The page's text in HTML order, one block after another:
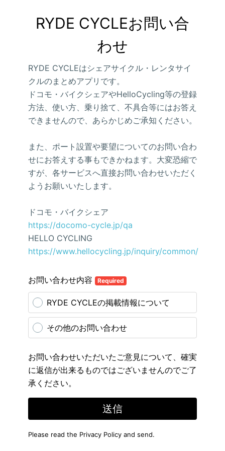
RYDE CYCLEお問い合
わせ
RYDE CYCLEはシェアサイクル・レンタサイ
クルのまとめアプリです。
ドコモ・バイクシェアやHelloCycling等の登録
方法、使い方、乗り捨て、不具合等にはお答え
できませんので、あらかじめご承知ください。
また、ポート設置や要望についてのお問い合わ
せにお答えする事もできかねます。大変恐縮で
すが、各サービスへ直接お問い合わせいただく
ようお願いいたします。
ドコモ・バイクシェア
https://docomo-cycle.jp/qa
HELLO CYCLING
https://www.hellocycling.jp/inquiry/common/
お問い合わせ内容 Required
RYDE CYCLEの掲載情報について
その他のお問い合わせ
お問い合わせいただいたご意見について、確実
に返信が出来るものではございませんのでご了
承ください。
送信
Please read the Privacy Policy and send.